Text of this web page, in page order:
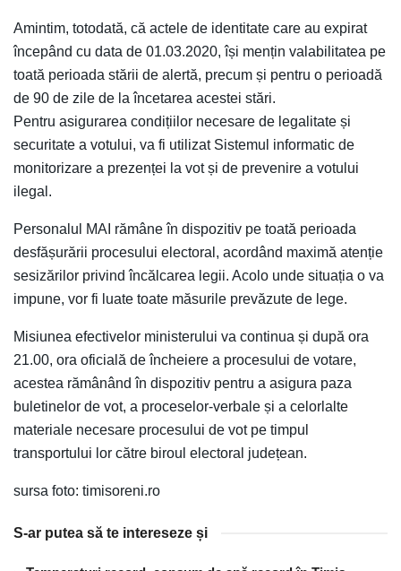
Amintim, totodată, că actele de identitate care au expirat
începând cu data de 01.03.2020, își mențin valabilitatea pe
toată perioada stării de alertă, precum și pentru o perioadă
de 90 de zile de la încetarea acestei stări.
Pentru asigurarea condițiilor necesare de legalitate și
securitate a votului, va fi utilizat Sistemul informatic de
monitorizare a prezenței la vot și de prevenire a votului
ilegal.
Personalul MAI rămâne în dispozitiv pe toată perioada
desfășurării procesului electoral, acordând maximă atenție
sesizărilor privind încălcarea legii. Acolo unde situația o va
impune, vor fi luate toate măsurile prevăzute de lege.
Misiunea efectivelor ministerului va continua și după ora
21.00, ora oficială de încheiere a procesului de votare,
acestea rămânând în dispozitiv pentru a asigura paza
buletinelor de vot, a proceselor-verbale și a celorlalte
materiale necesare procesului de vot pe timpul
transportului lor către biroul electoral județean.
sursa foto: timisoreni.ro
S-ar putea să te intereseze și